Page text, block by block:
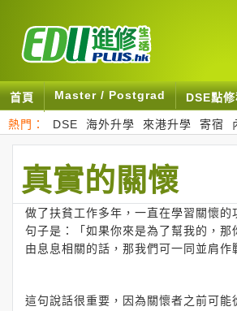
首頁 Master / Postgrad DSE點修
熱門： DSE 海外升學 來港升學 寄宿
真實的關懷
做了扶貧工作多年，一直在學習關懷
句子是：「如果你來是為了幫我的，
由息息相關的話，那我們可一同並肩作
這句說話很重要，因為關懷者之前可